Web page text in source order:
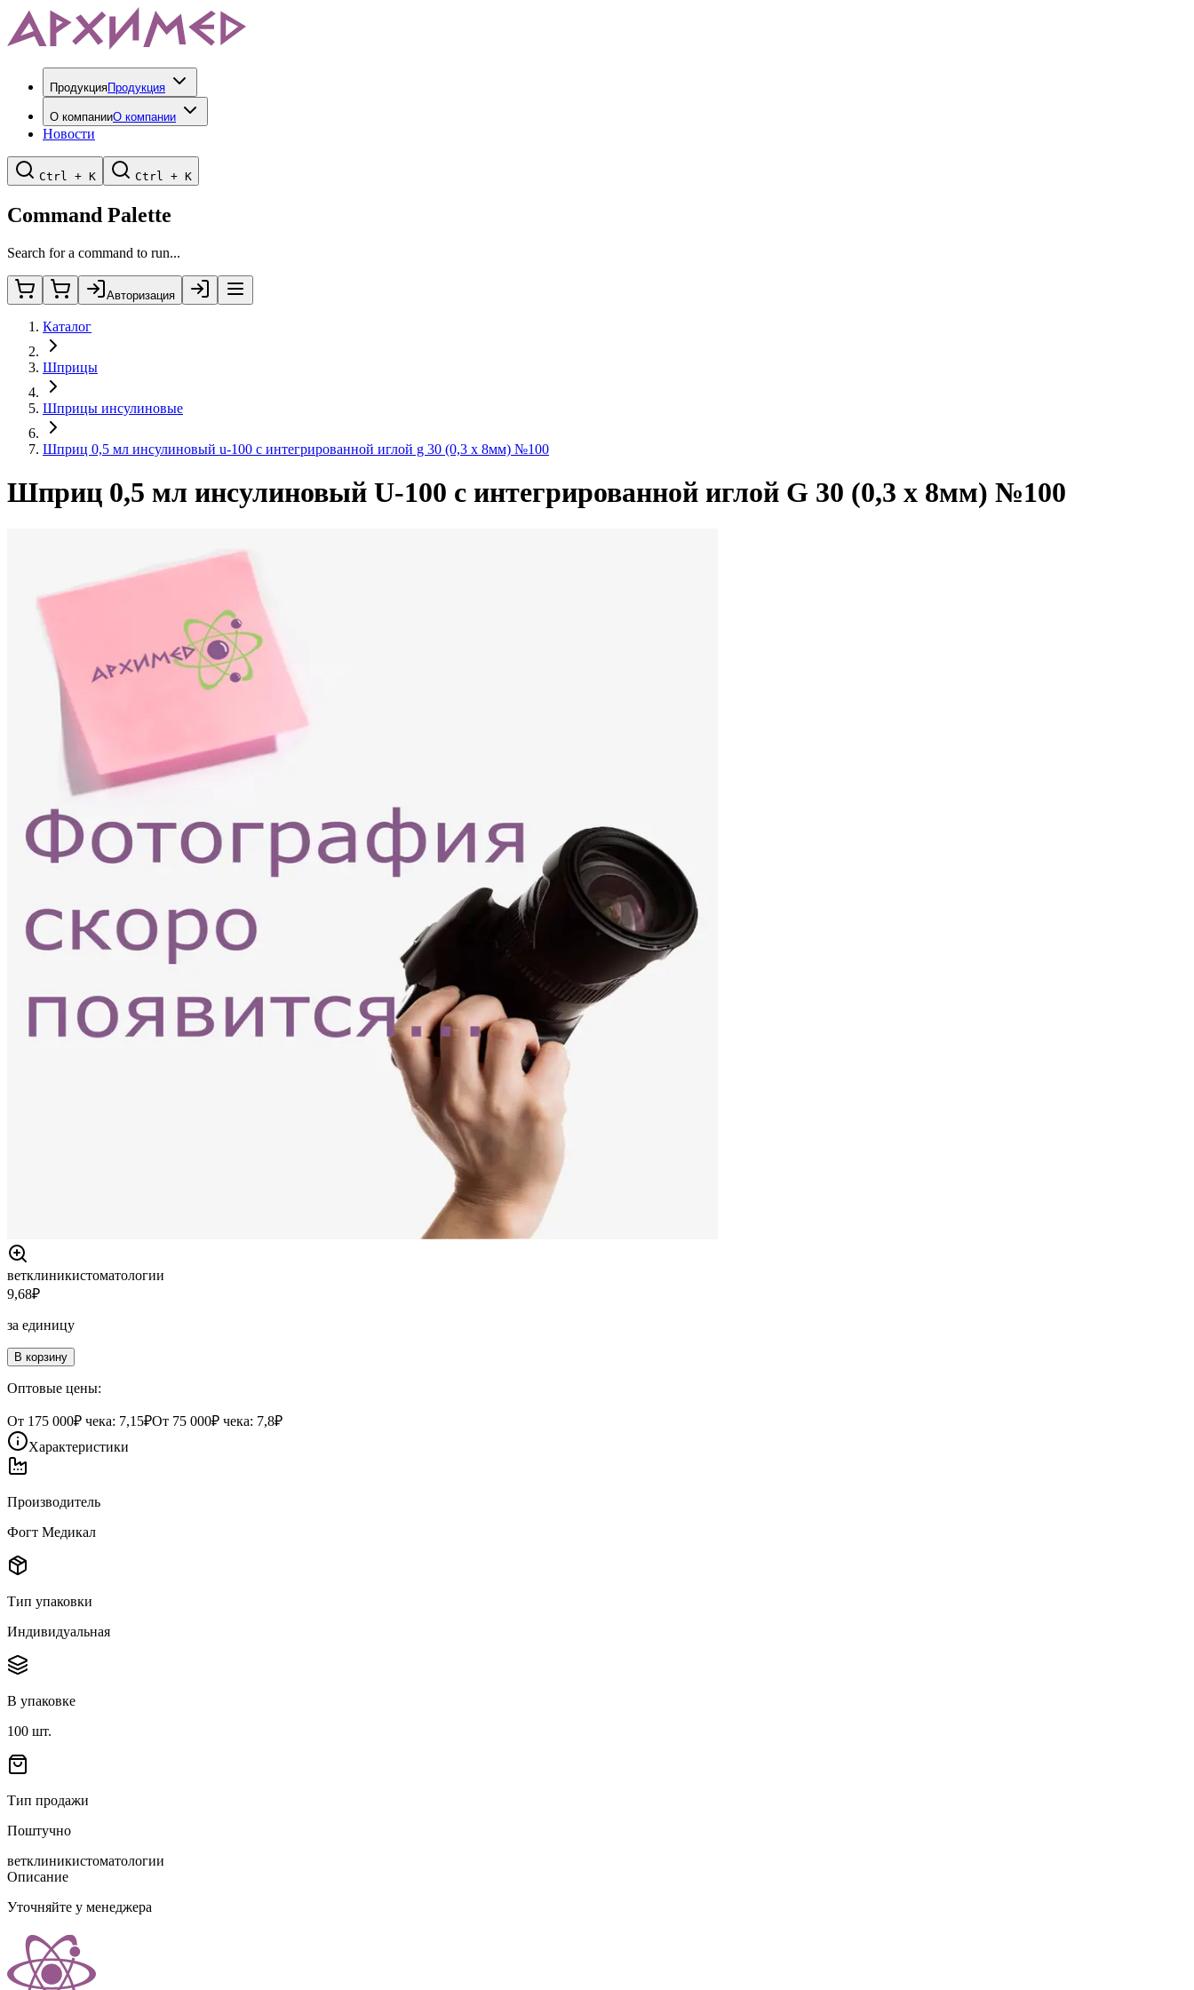
ПродукцияПродукция
О компанииО компании
Новости
Ctrl + K Ctrl + K
Command Palette
Search for a command to run...
Авторизация
Каталог
Шприцы
Шприцы инсулиновые
Шприц 0,5 мл инсулиновый u-100 с интегрированной иглой g 30 (0,3 х 8мм) №100
Шприц 0,5 мл инсулиновый U-100 с интегрированной иглой G 30 (0,3 х 8мм) №100
ветклиникистоматологии
9,68₽
за единицу
В корзину
Оптовые цены:
От 175 000₽ чека: 7,15₽От 75 000₽ чека: 7,8₽
Характеристики
Производитель
Фогт Медикал
Тип упаковки
Индивидуальная
В упаковке
100 шт.
Тип продажи
Поштучно
ветклиникистоматологии
Описание
Уточняйте у менеджера